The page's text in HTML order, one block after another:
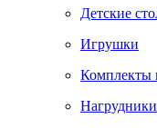
Детские
Игрушки
Комплекты
Нагрудники